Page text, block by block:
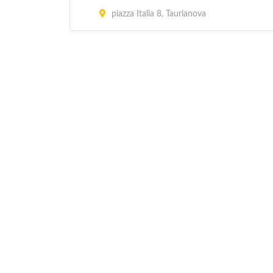
piazza Italia 8, Taurianova